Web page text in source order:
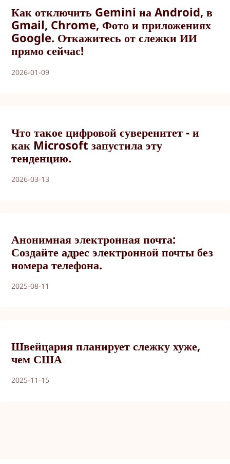
Как отключить Gemini на Android, в
Gmail, Chrome, Фото и приложениях
Google. Откажитесь от слежки ИИ
прямо сейчас!
2026-01-09
Что такое цифровой суверенитет - и
как Microsoft запустила эту
тенденцию.
2026-03-13
Анонимная электронная почта:
Создайте адрес электронной почты без
номера телефона.
2025-08-11
Швейцария планирует слежку хуже,
чем США
2025-11-15